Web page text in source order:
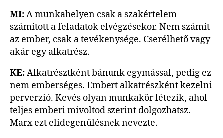
MI:A munkahelyen csak a szakértelem
számított a feladatok elvégzésekor. Nem számít
az ember, csak a tevékenysége. Cserélhető vagy
akár egy alkatrész.
KE:Alkatrésztként bánunk egymással, pedig ez
nem emberséges. Embert alkatrészként kezelni
perverzió. Kevés olyan munkakör létezik, ahol
teljes emberi mivoltod szerint dolgozhatsz.
Marx ezt elidegenülésnek nevezte.